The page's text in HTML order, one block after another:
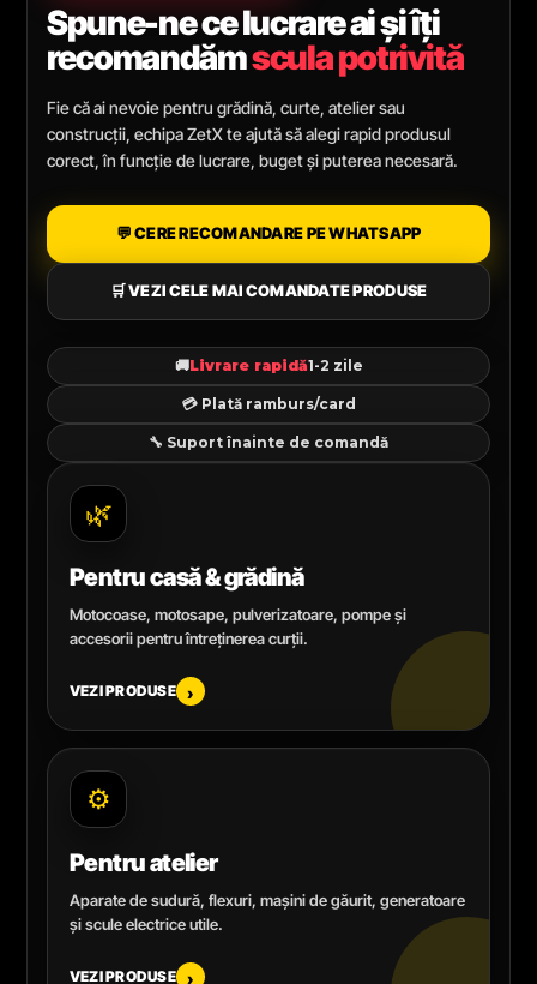
Spune-ne ce lucrare ai și îți
recomandămscula potrivită
Fie că ai nevoie pentru grădină, curte, atelier sau
construcții, echipa ZetX te ajută să alegi rapid produsul
corect, în funcție de lucrare, buget și puterea necesară.
💬 CERE RECOMANDARE PE WHATSAPP
🛒 VEZI CELE MAI COMANDATE PRODUSE
🚚Livrare rapidă1-2 zile
💳 Plată ramburs/card
🔧 Suport înainte de comandă
🌿
Pentru casă & grădină
Motocoase, motosape, pulverizatoare, pompe și
accesorii pentru întreținerea curții.
VEZI PRODUSE ›
⚙️
Pentru atelier
Aparate de sudură, flexuri, mașini de găurit, generatoare
și scule electrice utile.
VEZI PRODUSE ›